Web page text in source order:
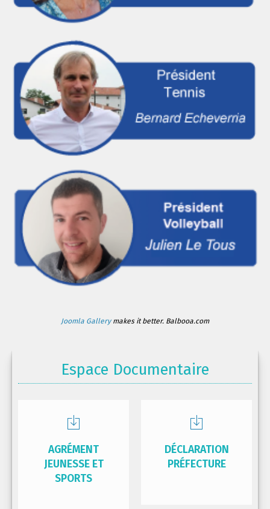
Joomla Gallerymakes it better. Balbooa.com
Espace Documentaire
AGRÉMENT
JEUNESSE ET
SPORTS
DÉCLARATION
PRÉFECTURE